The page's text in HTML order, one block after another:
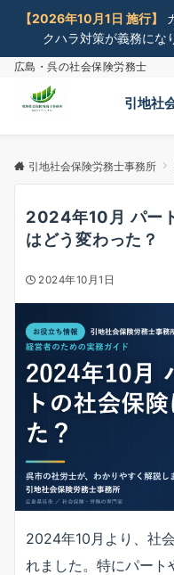
【2026年10月1日 施行】
クハラ対策が義務にな
広島・呉の社会保険労務士
引地社
引地社会保険労務士事務所
2024年10月 パー
はどう変わった？
2024年10月1日
2024年10月より、社
れました。特にパート